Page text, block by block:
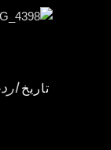
تاریخ